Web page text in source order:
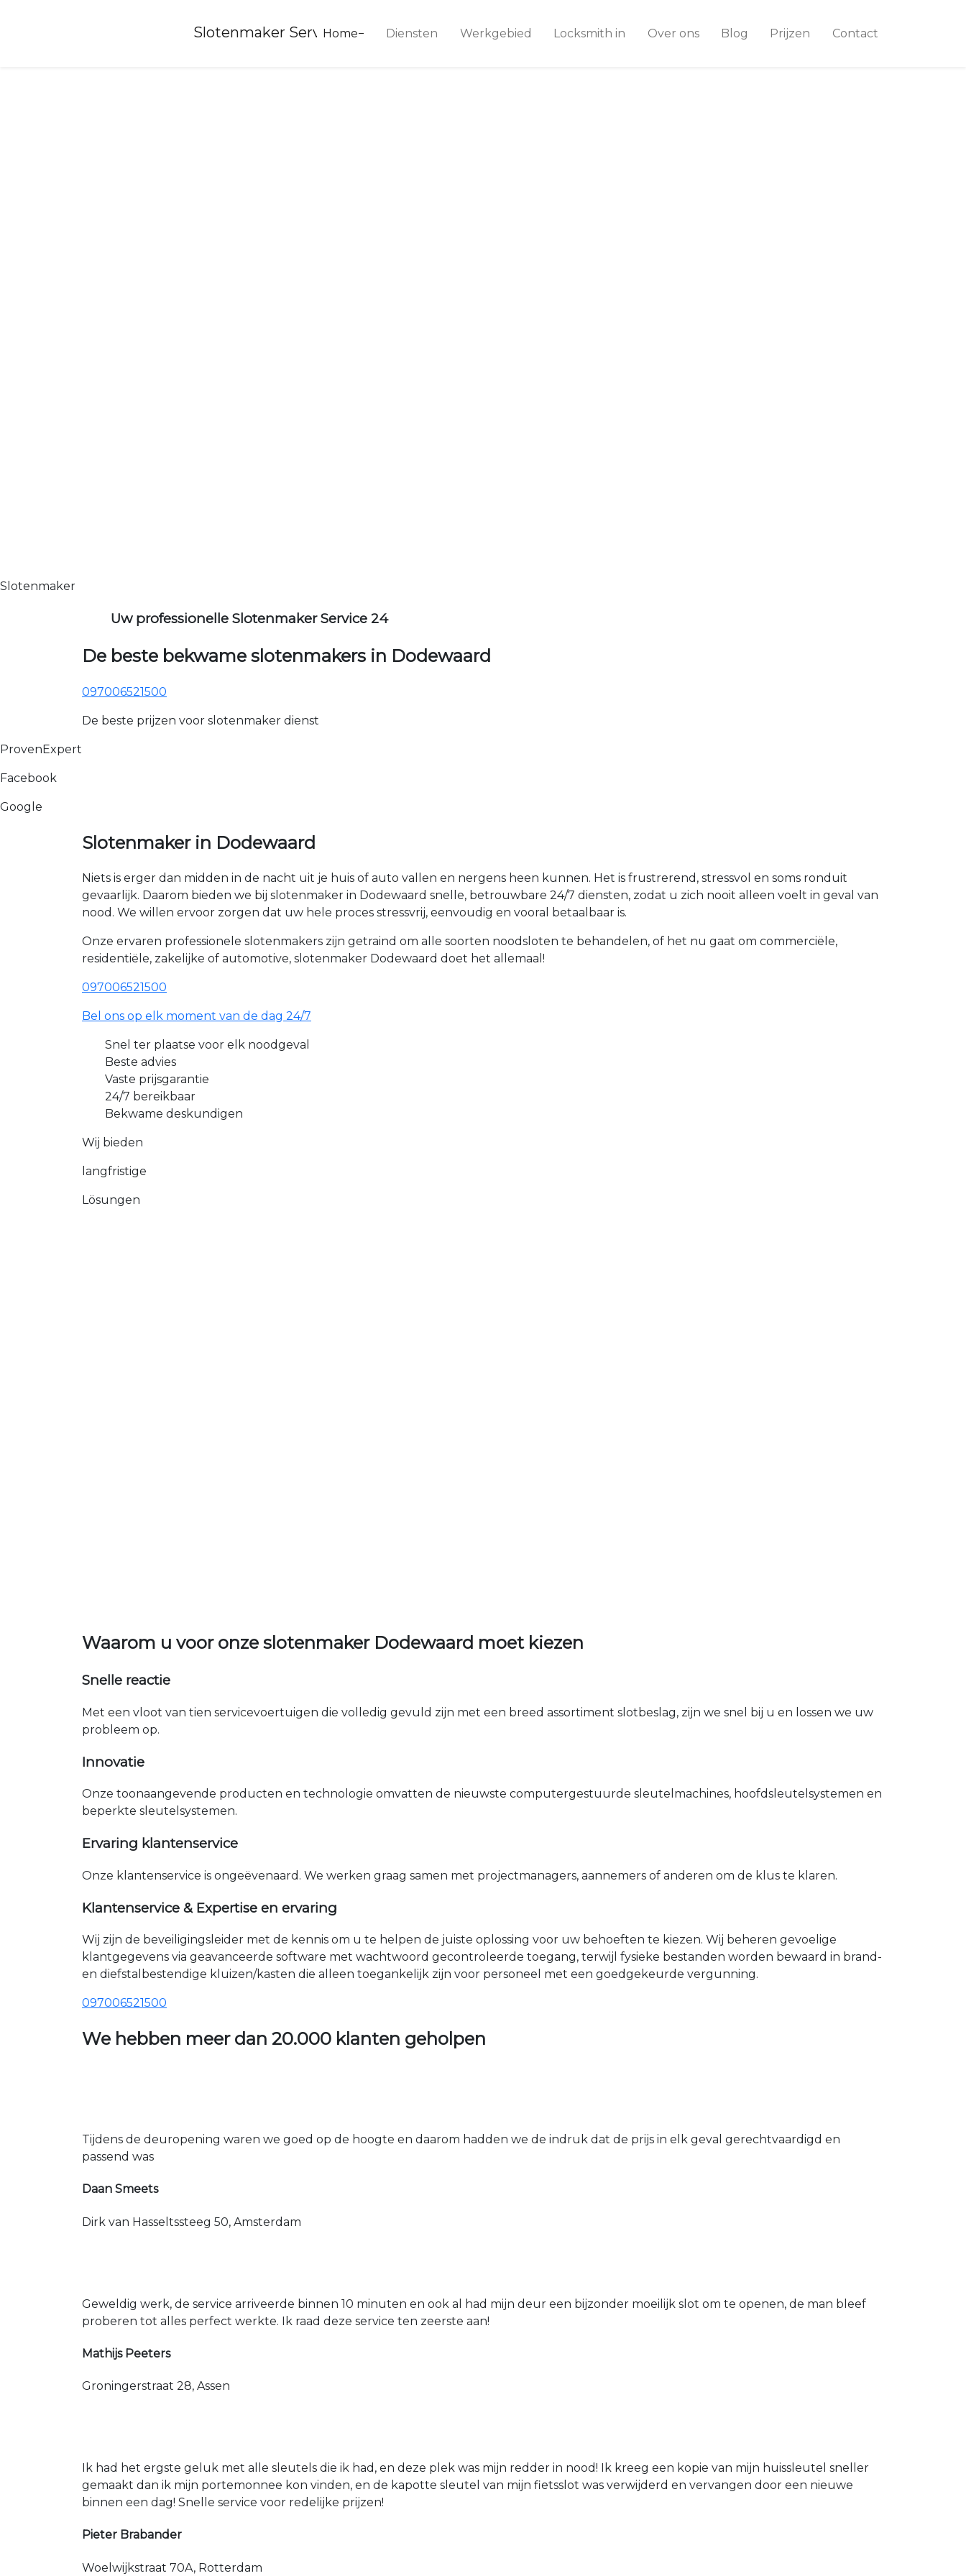
Slotenmaker Service 24
Home Diensten Werkgebied Locksmith in Over ons Blog Prijzen Contact
Slotenmaker
Uw professionelle Slotenmaker Service 24
De beste bekwame slotenmakers in Dodewaard
097006521500
De beste prijzen voor slotenmaker dienst
ProvenExpert
Facebook
Google
Slotenmaker in Dodewaard
Niets is erger dan midden in de nacht uit je huis of auto vallen en nergens heen kunnen. Het is frustrerend, stressvol en soms ronduit
gevaarlijk. Daarom bieden we bij slotenmaker in Dodewaard snelle, betrouwbare 24/7 diensten, zodat u zich nooit alleen voelt in geval van
nood. We willen ervoor zorgen dat uw hele proces stressvrij, eenvoudig en vooral betaalbaar is.
Onze ervaren professionele slotenmakers zijn getraind om alle soorten noodsloten te behandelen, of het nu gaat om commerciële,
residentiële, zakelijke of automotive, slotenmaker Dodewaard doet het allemaal!
097006521500
Bel ons op elk moment van de dag 24/7
Snel ter plaatse voor elk noodgeval
Beste advies
Vaste prijsgarantie
24/7 bereikbaar
Bekwame deskundigen
Wij bieden
langfristige
Lösungen
Waarom u voor onze slotenmaker Dodewaard moet kiezen
Snelle reactie
Met een vloot van tien servicevoertuigen die volledig gevuld zijn met een breed assortiment slotbeslag, zijn we snel bij u en lossen we uw
probleem op.
Innovatie
Onze toonaangevende producten en technologie omvatten de nieuwste computergestuurde sleutelmachines, hoofdsleutelsystemen en
beperkte sleutelsystemen.
Ervaring klantenservice
Onze klantenservice is ongeëvenaard. We werken graag samen met projectmanagers, aannemers of anderen om de klus te klaren.
Klantenservice & Expertise en ervaring
Wij zijn de beveiligingsleider met de kennis om u te helpen de juiste oplossing voor uw behoeften te kiezen. Wij beheren gevoelige
klantgegevens via geavanceerde software met wachtwoord gecontroleerde toegang, terwijl fysieke bestanden worden bewaard in brand-
en diefstalbestendige kluizen/kasten die alleen toegankelijk zijn voor personeel met een goedgekeurde vergunning.
097006521500
We hebben meer dan 20.000 klanten geholpen
Tijdens de deuropening waren we goed op de hoogte en daarom hadden we de indruk dat de prijs in elk geval gerechtvaardigd en
passend was
Daan Smeets
Dirk van Hasseltssteeg 50, Amsterdam
Geweldig werk, de service arriveerde binnen 10 minuten en ook al had mijn deur een bijzonder moeilijk slot om te openen, de man bleef
proberen tot alles perfect werkte. Ik raad deze service ten zeerste aan!
Mathijs Peeters
Groningerstraat 28, Assen
Ik had het ergste geluk met alle sleutels die ik had, en deze plek was mijn redder in nood! Ik kreeg een kopie van mijn huissleutel sneller
gemaakt dan ik mijn portemonnee kon vinden, en de kapotte sleutel van mijn fietsslot was verwijderd en vervangen door een nieuwe
binnen een dag! Snelle service voor redelijke prijzen!
Pieter Brabander
Woelwijkstraat 70A, Rotterdam